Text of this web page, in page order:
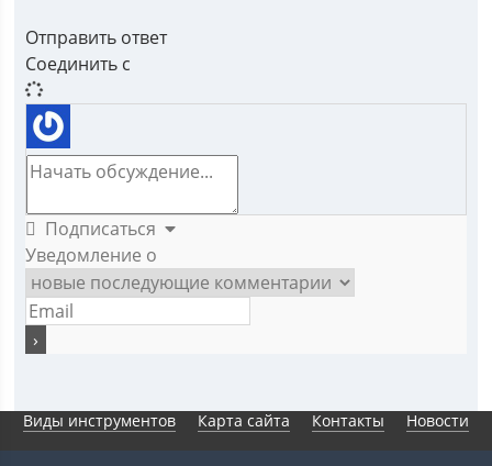
Отправить ответ
Соединить с
Подписаться
Уведомление о
Виды инструментов Карта сайта Контакты Новости